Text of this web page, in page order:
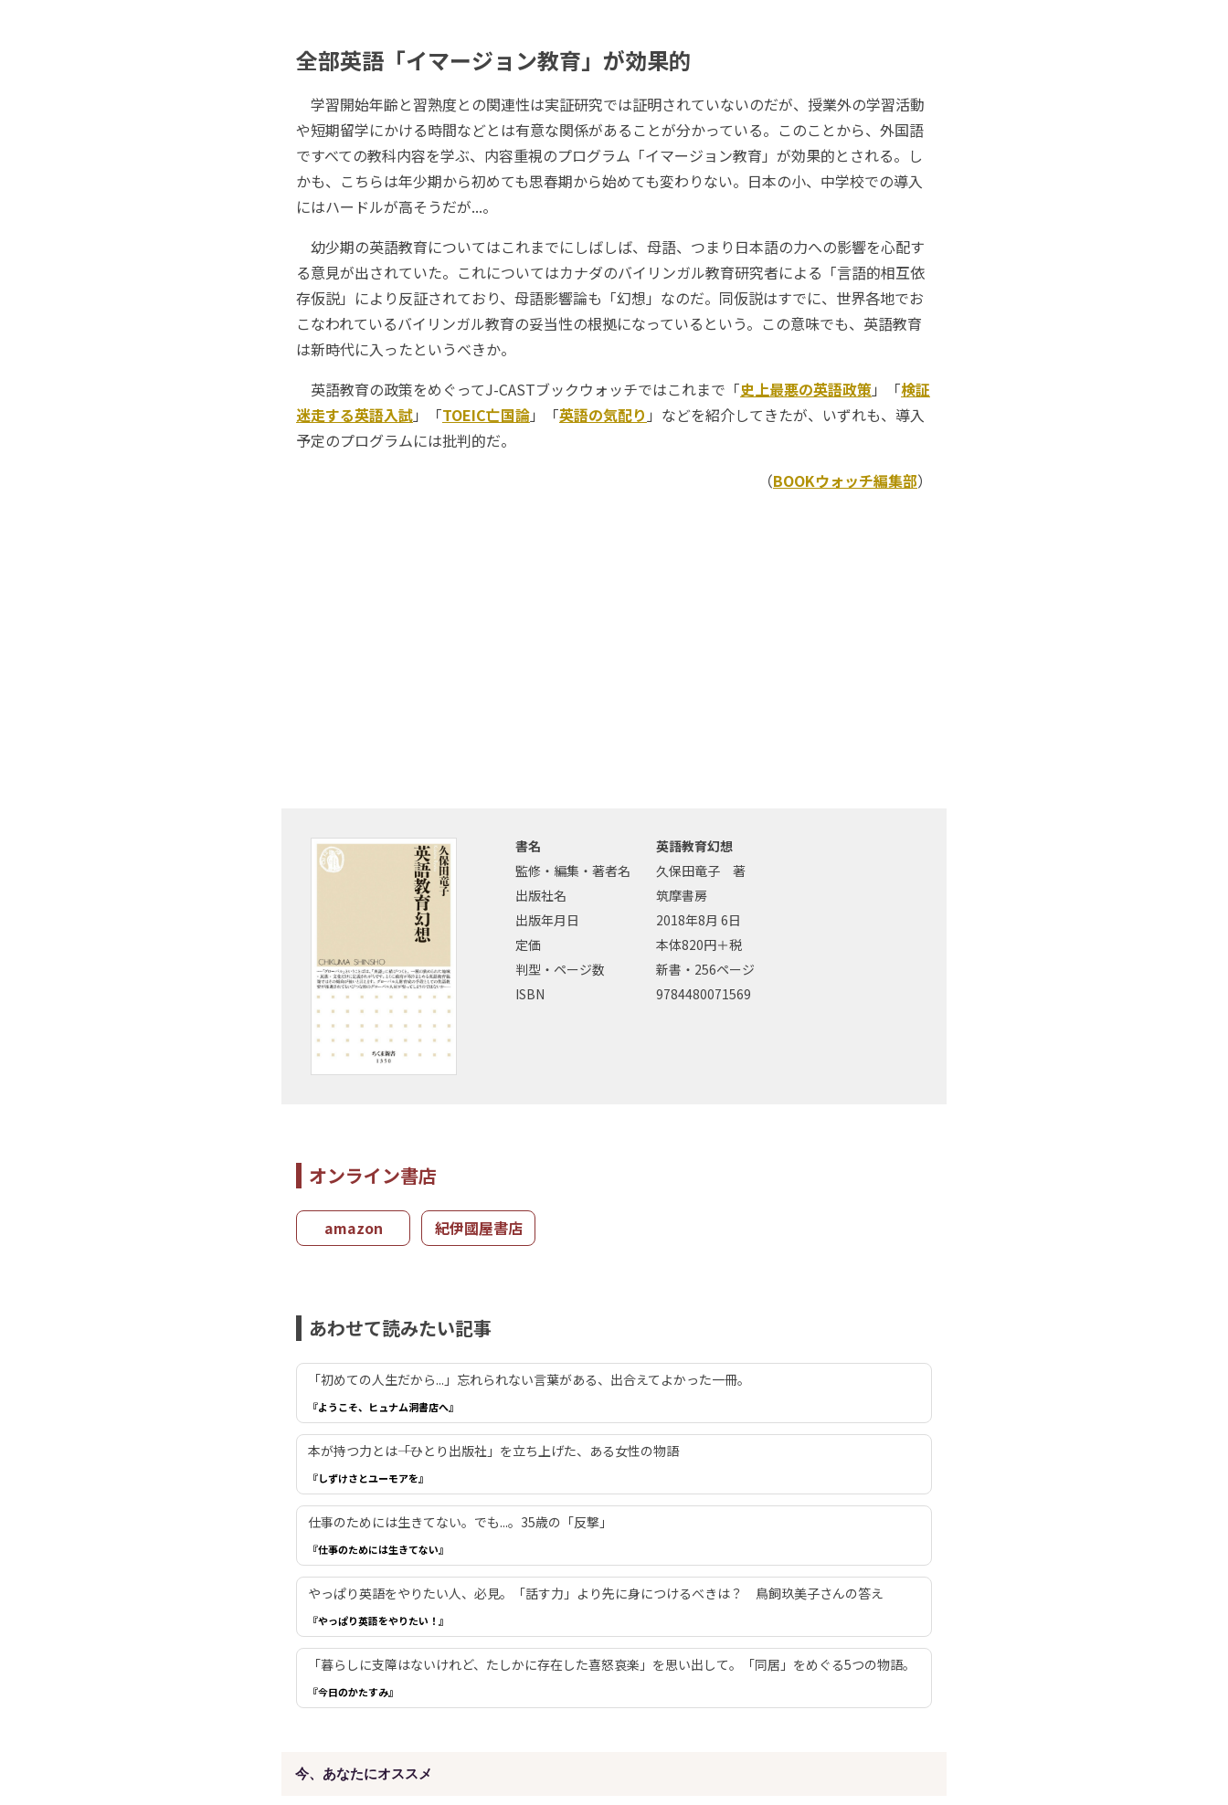
全部英語「イマージョン教育」が効果的
学習開始年齢と習熟度との関連性は実証研究では証明されていないのだが、授業外の学習活動
や短期留学にかける時間などとは有意な関係があることが分かっている。このことから、外国語
ですべての教科内容を学ぶ、内容重視のプログラム「イマージョン教育」が効果的とされる。し
かも、こちらは年少期から初めても思春期から始めても変わりない。日本の小、中学校での導入
にはハードルが高そうだが...。
幼少期の英語教育についてはこれまでにしばしば、母語、つまり日本語の力への影響を心配す
る意見が出されていた。これについてはカナダのバイリンガル教育研究者による「言語的相互依
存仮説」により反証されており、母語影響論も「幻想」なのだ。同仮説はすでに、世界各地でお
こなわれているバイリンガル教育の妥当性の根拠になっているという。この意味でも、英語教育
は新時代に入ったというべきか。
英語教育の政策をめぐってJ-CASTブックウォッチではこれまで「史上最悪の英語政策」「検証
迷走する英語入試」「TOEIC亡国論」「英語の気配り 」などを紹介してきたが、いずれも、導入
予定のプログラムには批判的だ。
（BOOKウォッチ編集部）
書名
英語教育幻想
監修・編集・著者名
久保田竜子 著
出版社名
筑摩書房
出版年月日
2018年8月 6日
定価
本体820円＋税
判型・ページ数
新書・256ページ
ISBN
9784480071569
オンライン書店
amazon 紀伊國屋書店
あわせて読みたい記事
「初めての人生だから...」忘れられない言葉がある、出合えてよかった一冊。
『ようこそ、ヒュナム洞書店へ』
本が持つ力とは――「ひとり出版社」を立ち上げた、ある女性の物語
『しずけさとユーモアを』
仕事のためには生きてない。でも...。35歳の「反撃」
『仕事のためには生きてない』
やっぱり英語をやりたい人、必見。「話す力」より先に身につけるべきは？ 鳥飼玖美子さんの答え
『やっぱり英語をやりたい！』
「暮らしに支障はないけれど、たしかに存在した喜怒哀楽」を思い出して。「同居」をめぐる5つの物語。
『今日のかたすみ』
今、あなたにオススメ